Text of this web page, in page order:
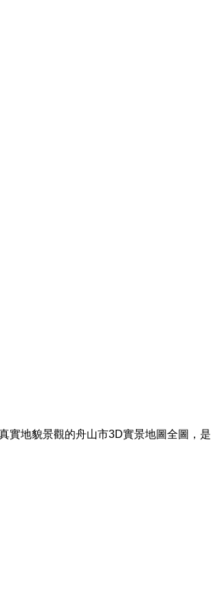
實地貌景觀的舟山市3D實景地圖全圖，是